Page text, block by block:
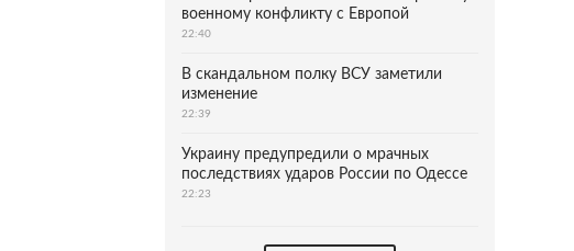
военному конфликту с Европой
22:40
В скандальном полку ВСУ заметили
изменение
22:39
Украину предупредили о мрачных
последствиях ударов России по Одессе
22:23